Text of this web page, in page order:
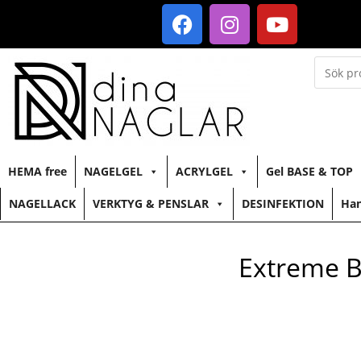
HEMA free NAGELGEL ACRYLGEL Gel BASE & TOP
NAGELLACK VERKTYG & PENSLAR DESINFEKTION
Extreme